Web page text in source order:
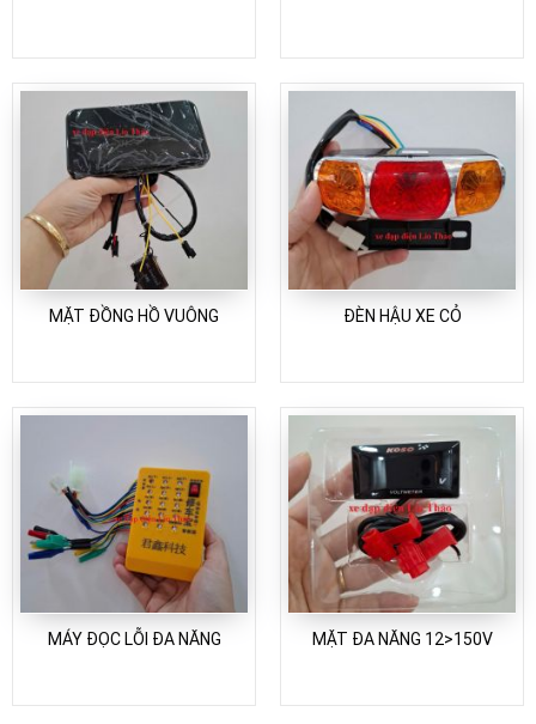
MẶT ĐỒNG HỒ VUÔNG ĐÈN HẬU XE CỎ
MÁY ĐỌC LỖI ĐA NĂNG MẶT ĐA NĂNG 12>150V